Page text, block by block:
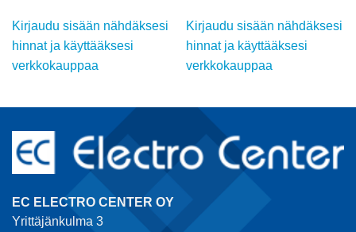
Kirjaudu sisään nähdäksesi
hinnat ja käyttääksesi
verkkokauppaa
Kirjaudu sisään nähdäksesi
hinnat ja käyttääksesi
verkkokauppaa
EC ELECTRO CENTER OY
Yrittäjänkulma 3